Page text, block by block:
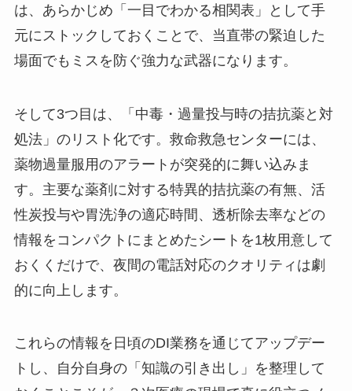
は、あらかじめ「一目でわかる相関表」として手
元にストックしておくことで、当直帯の緊迫した
場面でもミスを防ぐ強力な武器になります。
そして3つ目は、「中毒・過量投与時の拮抗薬と対
処法」のリスト化です。救命救急センターには、
薬物過量服用のアラートが突発的に舞い込みま
す。主要な薬剤に対する特異的拮抗薬の有無、活
性炭投与や胃洗浄の適応時間、透析除去率などの
情報をコンパクトにまとめたシートを1枚用意して
おくくだけで、夜間の電話対応のクオリティは劇
的に向上します。
これらの情報を日頃のDI業務を通じてアップデー
トし、自分自身の「知識の引き出し」を整理して